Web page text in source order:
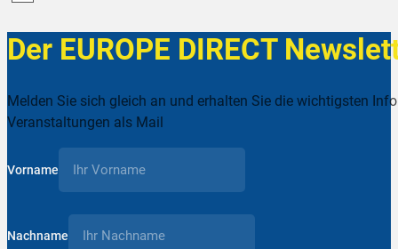
Der EUROPE DIRECT
Melden Sie sich gleich an und erhalten Sie die wichtigsten
Veranstaltungen als Mail
Vorname
Nachname